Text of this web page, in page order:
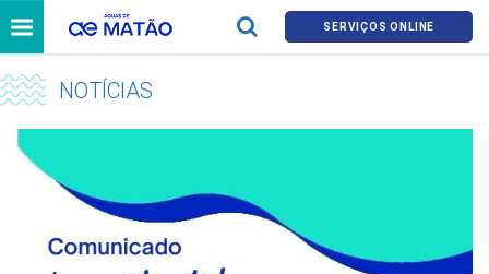
SERVIÇOS ONLINE
NOTÍCIAS